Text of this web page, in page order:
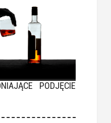
PODJĘCIE